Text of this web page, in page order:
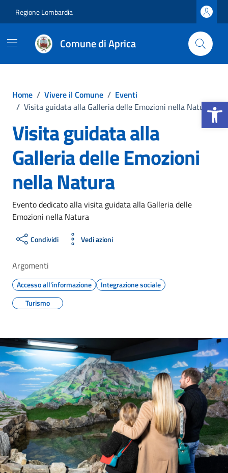
Apri la
Regione Lombardia
Comune di Aprica
Home / Vivere il Comune / Eventi
/ Visita guidata alla Galleria delle Emozioni nella Natura
Visita guidata alla
Galleria delle Emozioni
nella Natura
Evento dedicato alla visita guidata alla Galleria delle
Emozioni nella Natura
Condividi Vedi azioni
Argomenti
Accesso all'informazione
Integrazione sociale
Turismo